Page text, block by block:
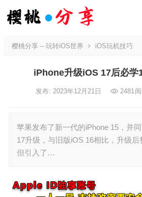
樱桃分享 – 玩转iOS世界 iOS玩机技巧
iPhone升级iOS 17后必学
发布: 2023年12月21日 2481
苹果发布了新一代的iPhone 15，并
17升级，与旧版iOS 16相比，升级后
但引入了…